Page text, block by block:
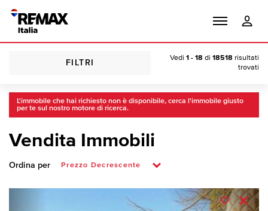
FILTRI
Vedi 1 - 18 di 18518 risultati
trovati
L'immobile che hai richiesto non è disponibile, cerca l'immobile giusto
per te sul nostro motore di ricerca.
Vendita Immobili
Ordina per